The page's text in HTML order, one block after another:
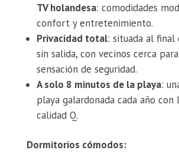
TV holandesa: comodidades
confort y entretenimiento.
Privacidad total: situada al final
sin salida, con vecinos cerca
sensación de seguridad.
A solo 8 minutos de la playa:
playa galardonada cada año con
calidad Q.
Dormitorios cómodos: